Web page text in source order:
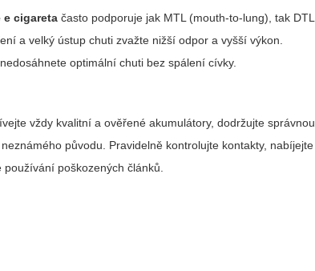
e cigareta často podporuje jak MTL (mouth-to-lung), tak DTL
a velký ústup chuti zvažte nižší odpor a vyšší výkon.
optimální chuti bez spálení cívky.
vždy kvalitní a ověřené akumulátory, dodržujte správnou
původu. Pravidelně kontrolujte kontakty, nabíjejte
poškozených článků.